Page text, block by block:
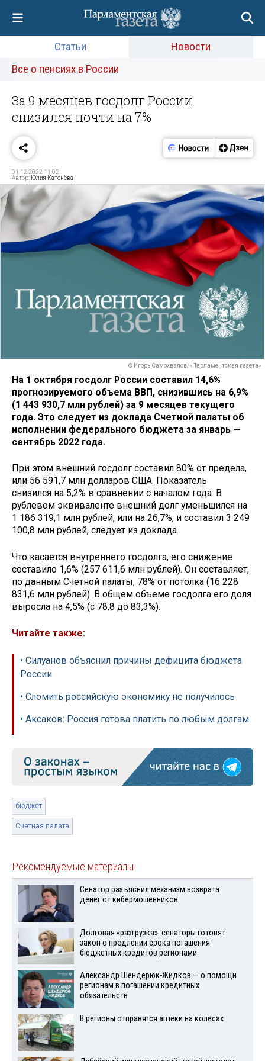
Статьи
Новости
Все о пенсиях в России
За 9 месяцев госдолг России
снизился почти на 7%
01.12.2022 11:02
Автор: Юлия Катенёва
© Игорь Самохвалов/«Парламентская газета»
На 1 октября госдолг России составил 14,6%
прогнозируемого объема ВВП, снизившись на 6,9%
(1 443 930,7 млн рублей) за 9 месяцев текущего
года. Это следует из доклада Счетной палаты об
исполнении федерального бюджета за январь —
сентябрь 2022 года.
При этом внешний госдолг составил 80% от предела,
или 56 591,7 млн долларов США. Показатель
снизился на 5,2% в сравнении с началом года. В
рублевом эквиваленте внешний долг уменьшился на
1 186 319,1 млн рублей, или на 26,7%, и составил 3 249
100,8 млн рублей, следует из доклада.
Что касается внутреннего госдолга, его снижение
составило 1,6% (257 611,6 млн рублей). Он составляет,
по данным Счетной палаты, 78% от потолка (16 228
831,6 млн рублей). В общем объеме госдолга его доля
выросла на 4,5% (с 78,8 до 83,3%).
Читайте также:
• Силуанов объяснил причины дефицита бюджета
России
• Сломить российскую экономику не получилось
• Аксаков: Россия готова платить по любым долгам
бюджет
Счетная палата
Рекомендуемые материалы
Сенатор разъяснил механизм возврата
денег от кибермошенников
Долговая «разгрузка»: сенаторы готовят
закон о продлении срока погашения
бюджетных кредитов регионами
Александр Шендерюк-Жидков — о помощи
регионам в погашении кредитных
обязательств
В регионы отправятся аптеки на колесах